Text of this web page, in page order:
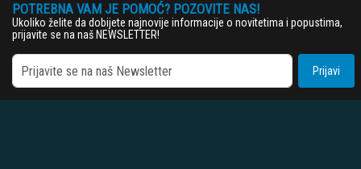
POTREBNA VAM JE POMOĆ? POZOVITE NAS!
Ukoliko želite da dobijete najnovije informacije o novitetima i popustima,
prijavite se na naš NEWSLETTER!
Prijavi